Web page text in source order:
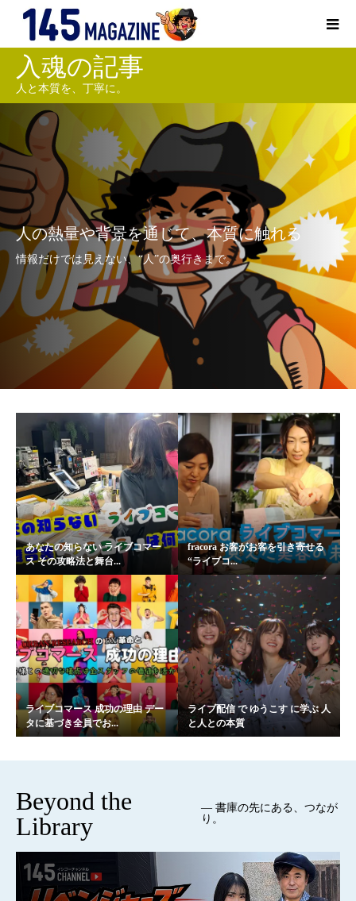
入魂の記事
人と本質を、丁寧に。
人の熱量や背景を通じて、本質に触れる
情報だけでは見えない、“人”の奥行きまで。
あなたの知らない ライブコマー
ス その攻略法と舞台...
fracora お客がお客を引き寄せる
“ライブコ...
ライブコマース 成功の理由 デー
タに基づき全員でお...
ライブ配信 で ゆうこす に学ぶ 人
と人との本質
Beyond the
Library
— 書庫の先にある、つなが
り。